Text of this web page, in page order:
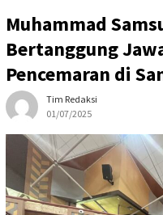
Muhammad
Bertanggung
Pencemaran di
Tim Redaksi
01/07/2025